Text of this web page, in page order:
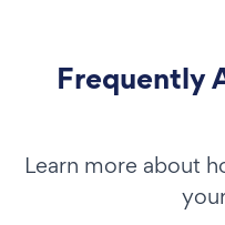
Frequently
Learn more about